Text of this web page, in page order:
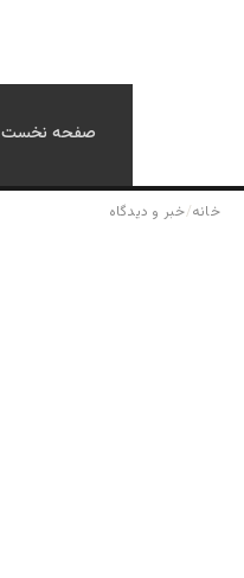
صفحه نخست
خانه/خبر و دیدگاه